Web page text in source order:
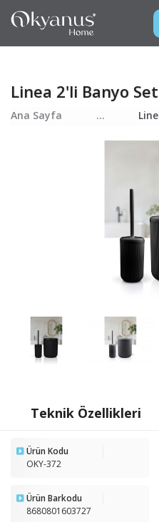
Linea 2'li Banyo
Ana Sayfa ...
Teknik Özellikleri
Ürün Kodu
OKY-372
Ürün Barkodu
8680801603727